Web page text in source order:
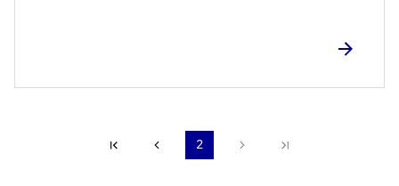
Première pagePage précédente
2 Page suivante